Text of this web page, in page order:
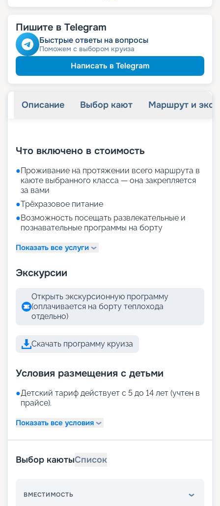
Пишите в Telegram
Быстрые ответы на вопросы
Поможем с выбором круиза
Написать в Telegram
Описание Выбор кают Маршрут и
Что включено в стоимость
●Проживание на протяжении всего маршрута в
каюте выбранного класса — она закрепляется
за вами
●Трёхразовое питание
●Возможность посещать развлекательные и
познавательные программы на борту
Показать все услуги
Экскурсии
Открыть экскурсионную программу
(оплачивается на борту теплохода
отдельно)
Скачать программу круиза
Условия размещения с детьми
●Детский тариф действует с 5 до 14 лет (учтен в
прайсе).
Показать все условия
Выбор каютыСписок
ВМЕСТИМОСТЬ